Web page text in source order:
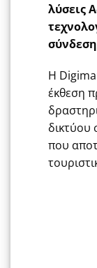
λύσεις
Η
έκθεση
δικτύου
που